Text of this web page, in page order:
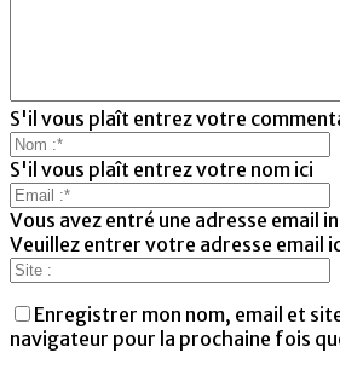
S'il vous plaît entrez votre
S'il vous plaît entrez votre nom ici
Vous avez entré une adresse email
Veuillez entrer votre adresse email
Enregistrer mon nom, email et
navigateur pour la prochaine fois